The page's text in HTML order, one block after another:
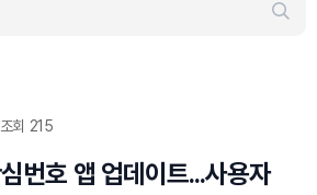
조회 215
번호 앱 업데이트...사용자